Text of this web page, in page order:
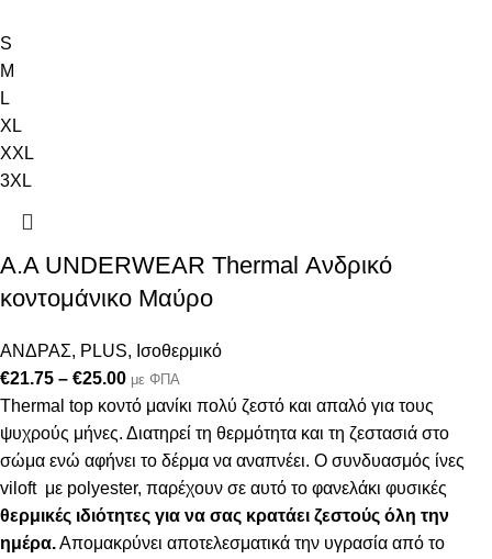
S
M
L
XL
XXL
3XL
Α.A UNDERWEAR Thermal Ανδρικό
κοντομάνικο Μαύρο
ΑΝΔΡΑΣ, PLUS, Ισοθερμικό
€21.75 – €25.00 με ΦΠΑ
Thermal top κοντό μανίκι πολύ ζεστό και απαλό για τους
ψυχρούς μήνες. Διατηρεί τη θερμότητα και τη ζεστασιά στο
σώμα ενώ αφήνει το δέρμα να αναπνέει. Ο συνδυασμός ίνες
viloft με polyester, παρέχουν σε αυτό το φανελάκι φυσικές
θερμικές ιδιότητες για να σας κρατάει ζεστούς όλη την
ημέρα.Απομακρύνει αποτελεσματικά την υγρασία από το